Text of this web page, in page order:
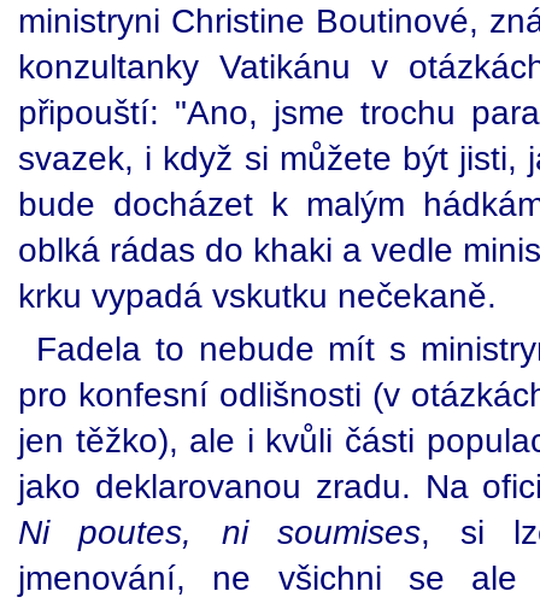
ministryni Christine Boutinové,
konzultanky Vatikánu v
připouští: "Ano, jsme trochu
svazek, i když si můžete být jisti,
bude docházet k malým
oblká rádas do khaki a vedle
krku vypadá vskutku nečekaně.
Fadela to nebude mít s
pro konfesní odlišnosti (v
jen těžko), ale i kvůli části
jako deklarovanou zradu. Na
Ni poutes, ni soumises, si
jmenování, ne všichni se